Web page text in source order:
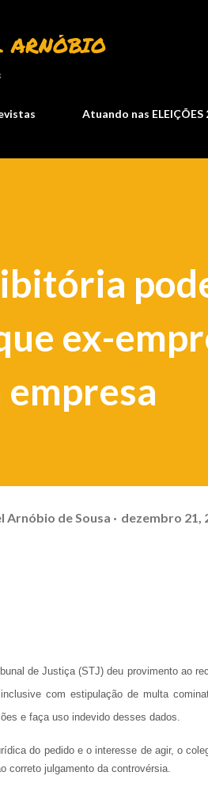
ARNÓBIO
Atuando nas ELEIÇÕES
ex-
empresa
Arnóbio de Sousa dezembro 21,
de Justiça (STJ) deu provimento ao
com estipulação de multa
e faça uso indevido desses dados.
do pedido e o interesse de agir, o
correto julgamento da controvérsia.